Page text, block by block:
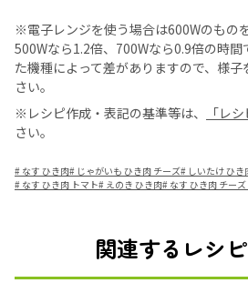
※電子レンジを使う場合は600Wのもの
500Wなら1.2倍、700Wなら0.9倍の時
た機種によって差がありますので、様
さい。
※レシピ作成・表記の基準等は、
「レ
さい。
# なす ひき肉# じゃがいも ひき肉 チーズ# しいたけ ひき
# なす ひき肉 トマト# えのき ひき肉# なす ひき肉 チー
関連するレシ